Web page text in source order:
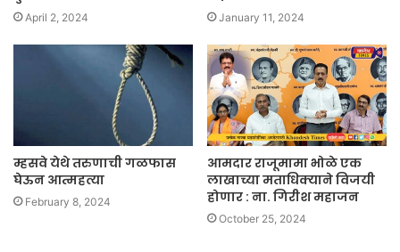
April 2, 2024 January 11, 2024
म्हसवे येथे तरुणाची गळफास
घेऊन आत्महत्या
February 8, 2024
आमदार राजूमामा भोळे एक
लाखाच्या मताधिक्याने विजयी
होणार : ना. गिरीश महाजन
October 25, 2024